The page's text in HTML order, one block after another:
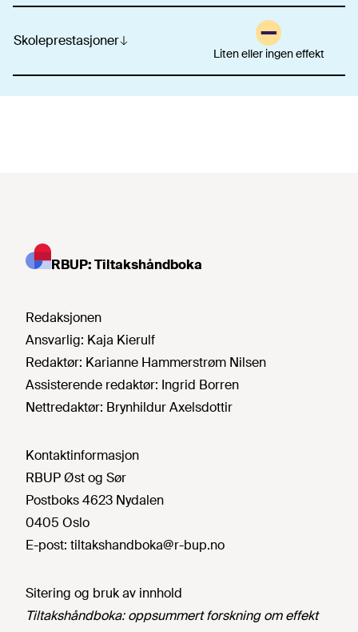
Skoleprestasjoner
Liten eller ingen effekt
RBUP: Tiltakshåndboka
Redaksjonen
Ansvarlig: Kaja Kierulf
Redaktør: Karianne Hammerstrøm Nilsen
Assisterende redaktør: Ingrid Borren
Nettredaktør: Brynhildur Axelsdottir
Kontaktinformasjon
RBUP Øst og Sør
Postboks 4623 Nydalen
0405 Oslo
E-post: tiltakshandboka@r-bup.no
Sitering og bruk av innhold
Tiltakshåndboka: oppsummert forskning om effekt